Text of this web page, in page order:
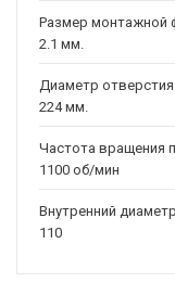
Размер монтажной
2.1 мм.
Диаметр
224 мм.
Частота вращения
1100 об/мин
Внутренний
110